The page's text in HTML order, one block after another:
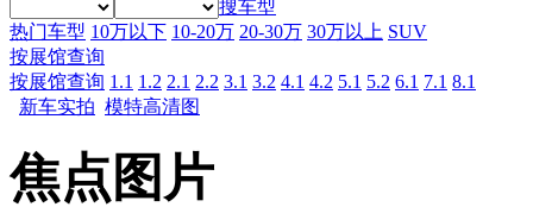
搜车型
热门车型 10万以下 10-20万 20-30万 30万以上 SUV
按展馆查询
按展馆查询 1.1 1.2 2.1 2.2 3.1 3.2 4.1 4.2 5.1 5.2 6.1 7.1 8.1
新车实拍 模特高清图
焦点图片